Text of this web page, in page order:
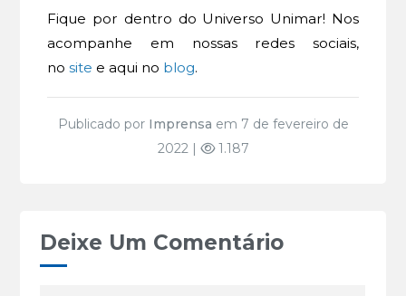
Fique por dentro do Universo Unimar! Nos
acompanhe em nossas redes sociais,
nosite e aqui no blog.
Publicado por Imprensa em 7 de fevereiro de
2022 |
1.187
Deixe Um Comentário